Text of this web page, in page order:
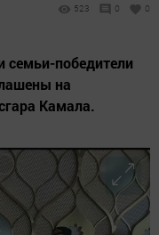
523 0 0
семьи-победители
на
Камала.